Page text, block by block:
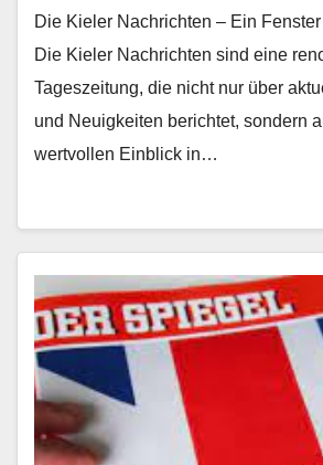
Die Kieler Nachrichten – Ein
Die Kieler Nachrichten sind eine
Tageszeitung, die nicht nur über
und Neuigkeiten berichtet, sondern
wertvollen Einblick in…